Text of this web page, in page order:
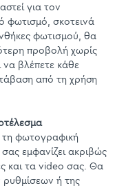
για τον
φωτισμό, σκοτεινά
φωτισμού, θα
προβολή χωρίς
να βλέπετε κάθε
από τη χρήση
τη φωτογραφική
εμφανίζει ακριβώς
και τα video σας. Θα
ή της